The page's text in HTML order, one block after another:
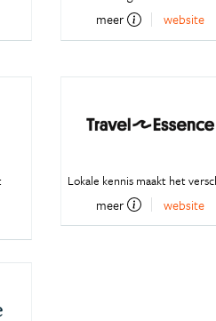
meer website
Lokale kennis maakt het
meer website